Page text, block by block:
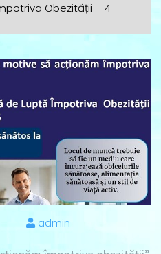
Obezității – 4
admin